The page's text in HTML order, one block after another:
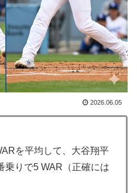
洋、クリスタルパレス加入が
をパス！現地サポが歓迎！ア
海外の反応】
日本には台風クラブというの
次世代ハイブリッドバッテ
の航続距離や超高速充電を
竜巻が発生し周囲が騒然！！
ルルードって「劣化版・元祖
ピッチャーとして通用した可
がなかったらもっととんで
2026.06.05
を平均して、大谷翔平
乗りで5 WAR（正確には